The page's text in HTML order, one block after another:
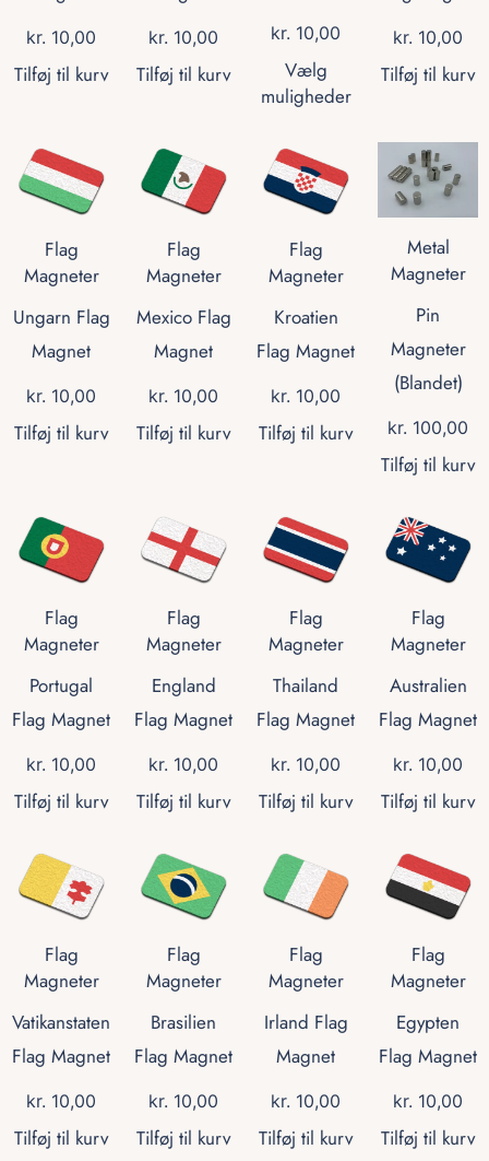
kr. 10,00
Tilføj til kurv
kr. 10,00
Tilføj til kurv
kr. 10,00
Vælg
muligheder
kr. 10,00
Tilføj til kurv
Flag
Magneter
Ungarn Flag
Magnet
kr. 10,00
Tilføj til kurv
Flag
Magneter
Mexico Flag
Magnet
kr. 10,00
Tilføj til kurv
Flag
Magneter
Kroatien
Flag Magnet
kr. 10,00
Tilføj til kurv
Metal
Magneter
Pin
Magneter
(Blandet)
kr. 100,00
Tilføj til kurv
Flag
Magneter
Portugal
Flag Magnet
kr. 10,00
Tilføj til kurv
Flag
Magneter
England
Flag Magnet
kr. 10,00
Tilføj til kurv
Flag
Magneter
Thailand
Flag Magnet
kr. 10,00
Tilføj til kurv
Flag
Magneter
Australien
Flag Magnet
kr. 10,00
Tilføj til kurv
Flag
Magneter
Vatikanstaten
Flag Magnet
kr. 10,00
Tilføj til kurv
Flag
Magneter
Brasilien
Flag Magnet
kr. 10,00
Tilføj til kurv
Flag
Magneter
Irland Flag
Magnet
kr. 10,00
Tilføj til kurv
Flag
Magneter
Egypten
Flag Magnet
kr. 10,00
Tilføj til kurv